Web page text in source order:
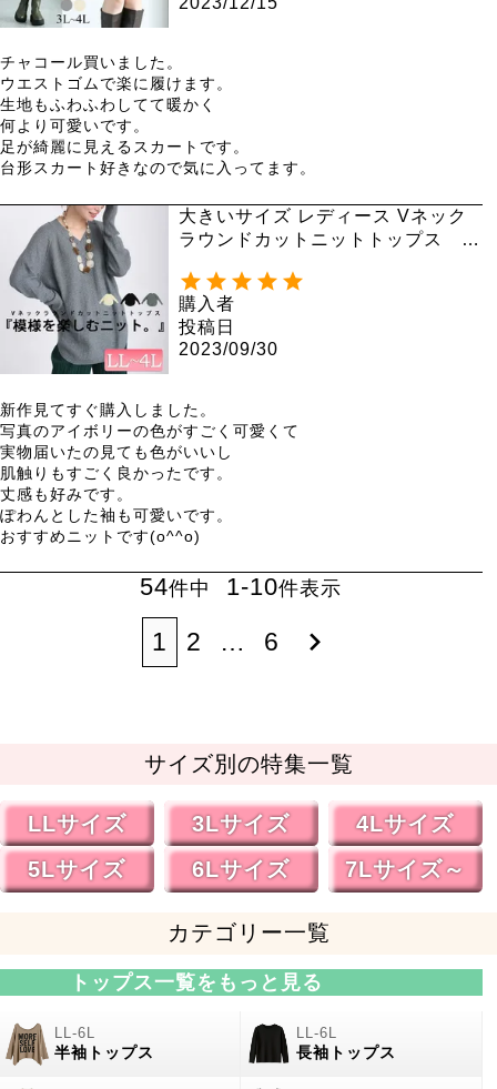
チャコール買いました。
ウエストゴムで楽に履けます。
生地もふわふわしてて暖かく
何より可愛いです。
足が綺麗に見えるスカートです。
台形スカート好きなので気に入ってます。
大きいサイズ レディース Vネック
ラウンドカットニットトップス kt
購入者
投稿日
2023/09/30
新作見てすぐ購入しました。
写真のアイボリーの色がすごく可愛くて
実物届いたの見ても色がいいし
肌触りもすごく良かったです。
丈感も好みです。
ぽわんとした袖も可愛いです。
おすすめニットです(o^^o)
54件中 1-10件表示
1 2 … 6
サイズ別の特集一覧
LLサイズ 3Lサイズ
4Lサイズ
5Lサイズ
6Lサイズ 7Lサイズ～
カテゴリー一覧
トップス一覧をもっと見る
半袖トップス 長袖トップス